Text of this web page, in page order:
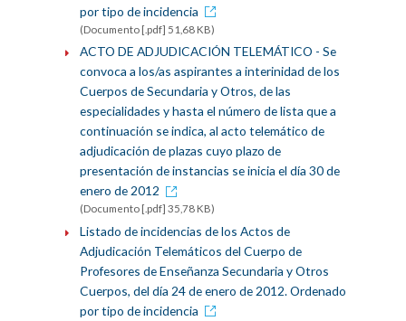
por tipo de incidencia
(Documento [.pdf] 51,68 KB)
ACTO DE ADJUDICACIÓN TELEMÁTICO - Se
convoca a los/as aspirantes a interinidad de los
Cuerpos de Secundaria y Otros, de las
especialidades y hasta el número de lista que a
continuación se indica, al acto telemático de
adjudicación de plazas cuyo plazo de
presentación de instancias se inicia el día 30 de
enero de 2012
(Documento [.pdf] 35,78 KB)
Listado de incidencias de los Actos de
Adjudicación Telemáticos del Cuerpo de
Profesores de Enseñanza Secundaria y Otros
Cuerpos, del día 24 de enero de 2012. Ordenado
por tipo de incidencia